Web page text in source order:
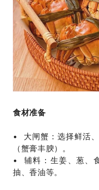
食材准备 ‌
• 大闸蟹‌：选择鲜活
（蟹膏丰腴）。
‌• 辅料‌：生姜、葱、
抽、香油等‌。